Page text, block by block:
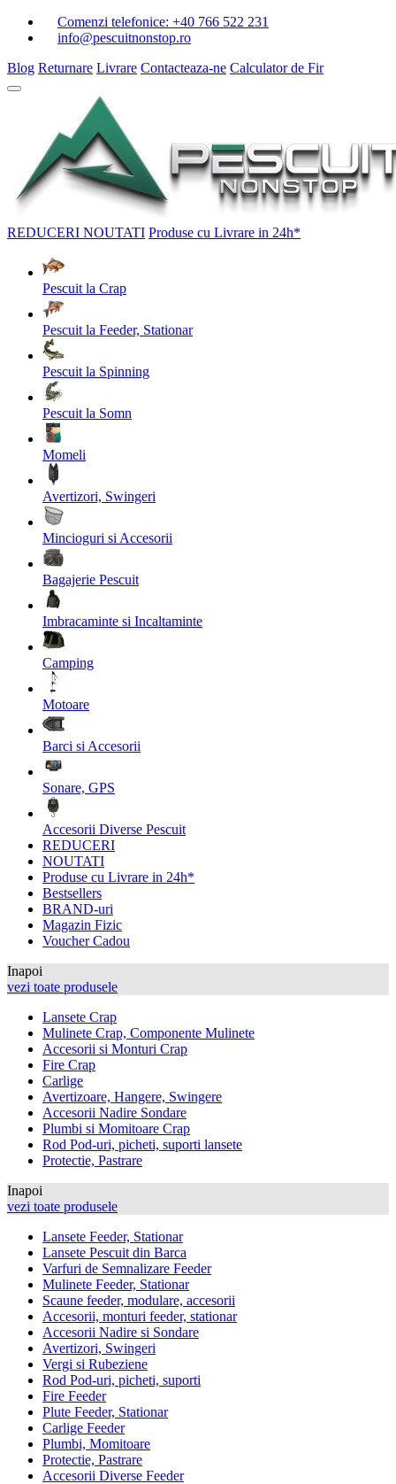
Comenzi telefonice: +40 766 522 231
info@pescuitnonstop.ro
Blog Returnare Livrare Contacteaza-ne Calculator de Fir
REDUCERI NOUTATI Produse cu Livrare in 24h*
Pescuit la Crap
Pescuit la Feeder, Stationar
Pescuit la Spinning
Pescuit la Somn
Momeli
Avertizori, Swingeri
Mincioguri si Accesorii
Bagajerie Pescuit
Imbracaminte si Incaltaminte
Camping
Motoare
Barci si Accesorii
Sonare, GPS
Accesorii Diverse Pescuit
REDUCERI
NOUTATI
Produse cu Livrare in 24h*
Bestsellers
BRAND-uri
Magazin Fizic
Voucher Cadou
Inapoi
vezi toate produsele
Lansete Crap
Mulinete Crap, Componente Mulinete
Accesorii si Monturi Crap
Fire Crap
Carlige
Avertizoare, Hangere, Swingere
Accesorii Nadire Sondare
Plumbi si Momitoare Crap
Rod Pod-uri, picheti, suporti lansete
Protectie, Pastrare
Inapoi
vezi toate produsele
Lansete Feeder, Stationar
Lansete Pescuit din Barca
Varfuri de Semnalizare Feeder
Mulinete Feeder, Stationar
Scaune feeder, modulare, accesorii
Accesorii, monturi feeder, stationar
Accesorii Nadire si Sondare
Avertizori, Swingeri
Vergi si Rubeziene
Rod Pod-uri, picheti, suporti
Fire Feeder
Plute Feeder, Stationar
Carlige Feeder
Plumbi, Momitoare
Protectie, Pastrare
Accesorii Diverse Feeder